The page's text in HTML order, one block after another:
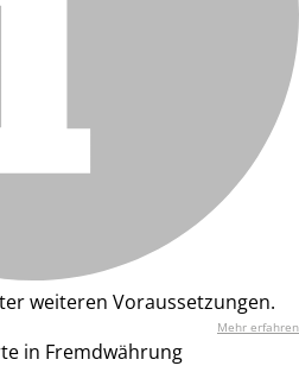
weiteren Voraussetzungen.
Mehr erfahren
in Fremdwährung